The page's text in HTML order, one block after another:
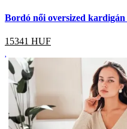
Bordó női oversized
15341 HUF